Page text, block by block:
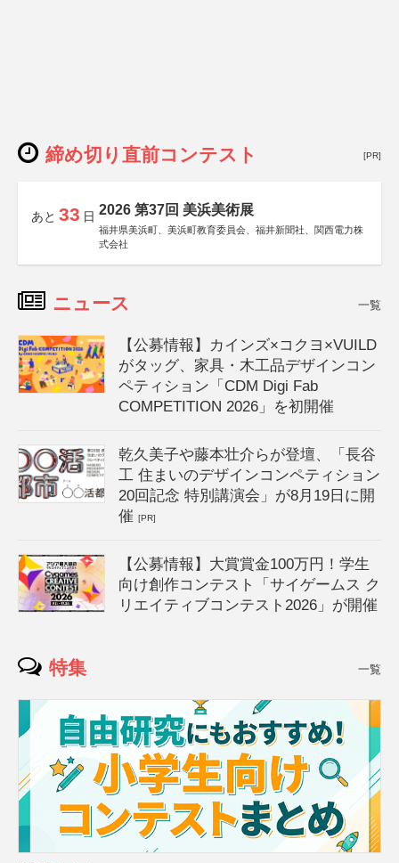
締め切り直前コンテスト [PR]
あと 33 日 2026 第37回 美浜美術展
福井県美浜町、美浜町教育委員会、福井新聞社、関西電力株
式会社
ニュース 一覧
【公募情報】カインズ×コクヨ×VUILD
がタッグ、家具・木工品デザインコン
ペティション「CDM Digi Fab
COMPETITION 2026」を初開催
乾久美子や藤本壮介らが登壇、「長谷
工 住まいのデザインコンペティション
20回記念 特別講演会」が8月19日に開
催[PR]
【公募情報】大賞賞金100万円！学生
向け創作コンテスト「サイゲームス ク
リエイティブコンテスト2026」が開催
特集 一覧